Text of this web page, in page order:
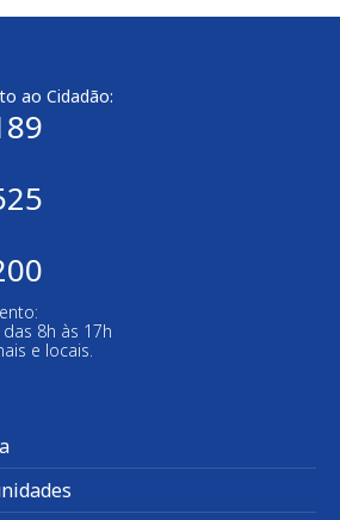
ao Cidadão:
8h às 17h
e locais.